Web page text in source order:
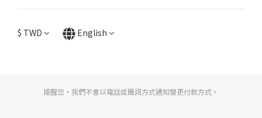
$ TWD English
提醒您，我們不會以電話或簡訊方式通知變更付款方式。